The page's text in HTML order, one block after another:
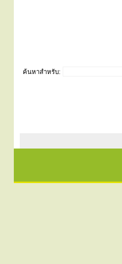
ค้นหาสำหรับ: